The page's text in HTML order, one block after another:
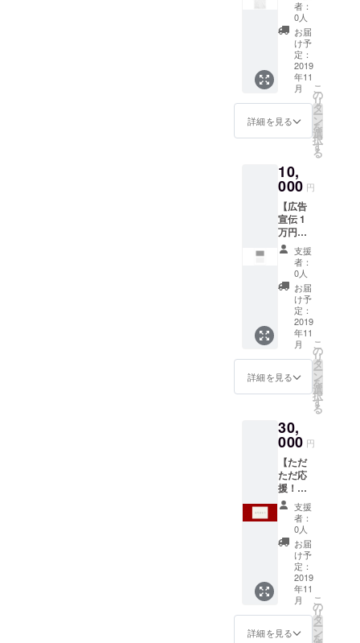
本
名、
ニック
ネー
ム、ブ
ログ
名、屋
号、法
ど。
記載が
ラウド
ファン
ディン
グで得
られた
支援者
様の情
報をも
とにお
名前を
掲載し
ます。
※3 公序
良俗・
法令を
酒やた
ばこも
くださ
い。
サ
イズ
は、横
60mm×
縦
27mm
が、ご
希望の
表記を
備考欄
にご記
入くだ
さい。
本
ニック
ネー
名、屋
号、法
人名な
ど。
記載が
なけれ
ば、ク
ラウド
ファン
ディン
グで得
られた
支援者
様の情
報をも
名前を
掲載し
にてお
選びく
ださ
い。
「お手
紙」：
お届け
先に
て、お
手紙の
場合
「メー
ル」：
メール
アドレ
スに
て、
メール
の受信
をご希
望の場
合 ※2 お
手数を
おかけ
します
希望の
表記を
入くだ
さい。
本
名、
ニック
ネー
ム、ブ
ログ
名、屋
号、法
人名な
ど。
記載が
なけれ
ば、ク
ファン
21枚
セット
（い
ぬ・う
さぎ・
ぱんだ
全3種、
各7枚）
・Y.
CREST
ステッ
カー
×1、
ノート
×1 ※1
ご希望
のリ
ターン
をオプ
ション
にてお
選びく
ださ
い。
「お手
紙」：
お届け
受け取
りをご
希望の
場合
「メー
ル」：
メール
アドレ
スに
て、
メール
の受信
をご希
望の場
合 ※2 お
おかけ
コー
ス】 ・
感謝の
お手紙
または
メール
※1 ・ご
支援い
ただい
たあな
たのお
を、ブ
ログや
Twitter
などに
掲載 ※2
・落と
し玉袋
33枚
セット
（い
ぬ・う
さぎ・
ぱんだ
全3種、
各11
枚） ・
Y.
グッズ
Tシャツ
×1、ス
テッ
カー
×1、
ノート
×1（T
シャツ
のサイ
ズはS,
M, L, LL
からお
選びく
ださ
い） ※1
ご希望
者：
0人
お届
け予
定：
2019
年11
月
詳細を見る
こ
の
リ
タ
ー
ン
を
選
択
す
る
10,
000 円
【広告
宣伝 1
万円
コー
ス】 ・
感謝の
お手紙
または
メール
※1 ・ご
支援い
ただい
たあな
たのお
名前
を、ブ
Twitter
などに
掲載 ※2
・落と
し玉袋
30枚
セット
（い
ぬ・う
さぎ・
ぱんだ
全3種、
各10
枚） ・
CREST
のオリ
支援
者：
0人
お届
け予
定：
2019
年11
月
詳細を見る
こ
の
リ
タ
ー
ン
を
選
択
す
る
30,
000 円
【ただ
ただ応
援！
コー
ス】 ・
感謝の
お手紙
または
メール
※1 ・ご
支援い
ただい
たあな
たのお
支援
者：
0人
お届
け予
定：
2019
年11
月
詳細を見る
こ
の
リ
タ
ー
ン
を